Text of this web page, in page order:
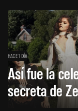
HACE 1 DÍA
Así fue la
secreta de